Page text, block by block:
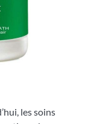
les soins